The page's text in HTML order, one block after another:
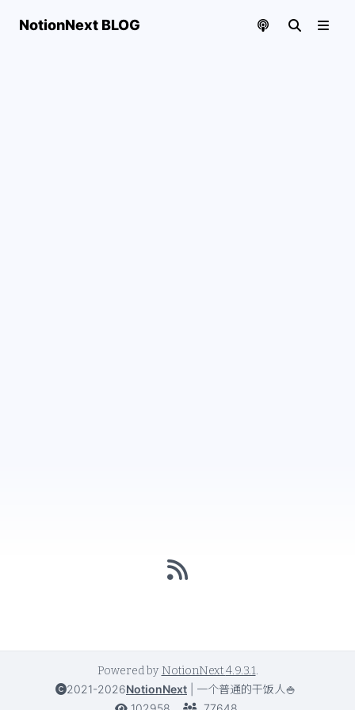
NotionNext BLOG
Powered by NotionNext4.9.3.1.
2021-2026NotionNext
一个普通的干饭人🍚